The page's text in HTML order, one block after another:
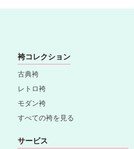
袴コレクション
古典袴
レトロ袴
モダン袴
すべての袴を見る
サービス